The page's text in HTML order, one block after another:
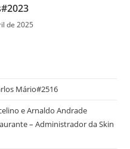
de 2025
Mário#2516
e Arnaldo Andrade
– Administrador da Skin